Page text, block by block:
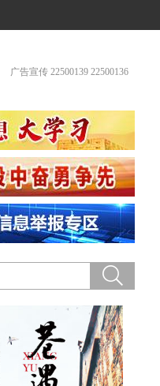
广告宣传 22500139 22500136